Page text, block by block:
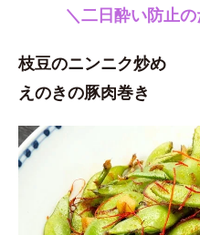
＼二日酔い防止
枝豆のニンニク炒め
えのきの豚肉巻き